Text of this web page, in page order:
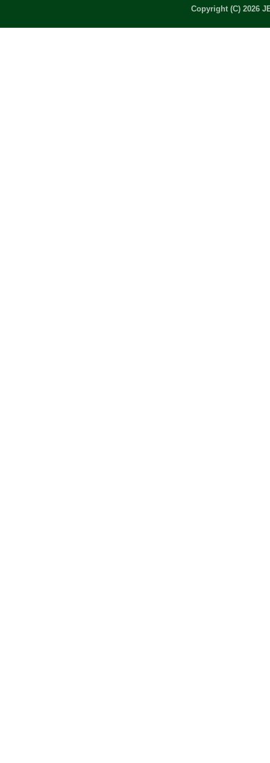
Copyright (C) 2026